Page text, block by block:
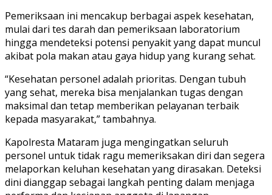
Pemeriksaan ini mencakup berbagai aspek kesehatan,
mulai dari tes darah dan pemeriksaan laboratorium
hingga mendeteksi potensi penyakit yang dapat muncul
akibat pola makan atau gaya hidup yang kurang sehat.
“Kesehatan personel adalah prioritas. Dengan tubuh
yang sehat, mereka bisa menjalankan tugas dengan
maksimal dan tetap memberikan pelayanan terbaik
kepada masyarakat,” tambahnya.
Kapolresta Mataram juga mengingatkan seluruh
personel untuk tidak ragu memeriksakan diri dan segera
melaporkan keluhan kesehatan yang dirasakan. Deteksi
dini dianggap sebagai langkah penting dalam menjaga